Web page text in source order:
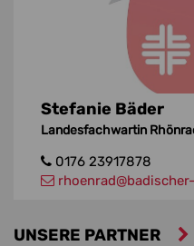
Stefanie Bäder
Landesfachwartin
0176 23917878
rhoenrad
UNSERE PARTNER